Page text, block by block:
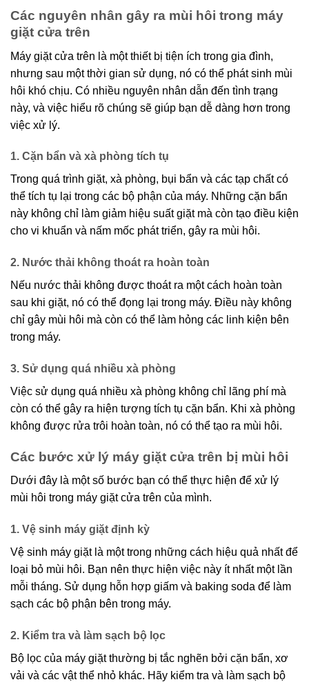
Các nguyên nhân gây ra mùi hôi trong máy
giặt cửa trên
Máy giặt cửa trên là một thiết bị tiện ích trong gia đình,
nhưng sau một thời gian sử dụng, nó có thể phát sinh mùi
hôi khó chịu. Có nhiều nguyên nhân dẫn đến tình trạng
này, và việc hiểu rõ chúng sẽ giúp bạn dễ dàng hơn trong
việc xử lý.
1. Cặn bẩn và xà phòng tích tụ
Trong quá trình giặt, xà phòng, bụi bẩn và các tạp chất có
thể tích tụ lại trong các bộ phận của máy. Những cặn bẩn
này không chỉ làm giảm hiệu suất giặt mà còn tạo điều kiện
cho vi khuẩn và nấm mốc phát triển, gây ra mùi hôi.
2. Nước thải không thoát ra hoàn toàn
Nếu nước thải không được thoát ra một cách hoàn toàn
sau khi giặt, nó có thể đọng lại trong máy. Điều này không
chỉ gây mùi hôi mà còn có thể làm hỏng các linh kiện bên
trong máy.
3. Sử dụng quá nhiều xà phòng
Việc sử dụng quá nhiều xà phòng không chỉ lãng phí mà
còn có thể gây ra hiện tượng tích tụ cặn bẩn. Khi xà phòng
không được rửa trôi hoàn toàn, nó có thể tạo ra mùi hôi.
Các bước xử lý máy giặt cửa trên bị mùi hôi
Dưới đây là một số bước bạn có thể thực hiện để xử lý
mùi hôi trong máy giặt cửa trên của mình.
1. Vệ sinh máy giặt định kỳ
Vệ sinh máy giặt là một trong những cách hiệu quả nhất để
loại bỏ mùi hôi. Bạn nên thực hiện việc này ít nhất một lần
mỗi tháng. Sử dụng hỗn hợp giấm và baking soda để làm
sạch các bộ phận bên trong máy.
2. Kiểm tra và làm sạch bộ lọc
Bộ lọc của máy giặt thường bị tắc nghẽn bởi cặn bẩn, xơ
vải và các vật thể nhỏ khác. Hãy kiểm tra và làm sạch bộ